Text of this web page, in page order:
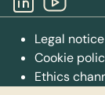
Legal notice
Cookie
Ethics